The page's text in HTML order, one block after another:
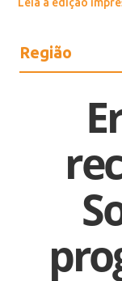
Região